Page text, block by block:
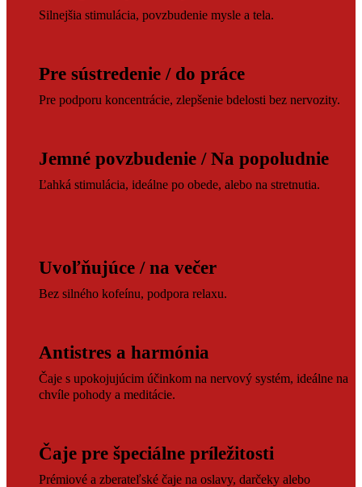
Silnejšia stimulácia, povzbudenie mysle a tela.
Pre sústredenie / do práce
Pre podporu koncentrácie, zlepšenie bdelosti bez nervozity.
Jemné povzbudenie / Na popoludnie
Ľahká stimulácia, ideálne po obede, alebo na stretnutia.
Uvoľňujúce / na večer
Bez silného kofeínu, podpora relaxu.
Antistres a harmónia
Čaje s upokojujúcim účinkom na nervový systém, ideálne na
chvíle pohody a meditácie.
Čaje pre špeciálne príležitosti
Prémiové a zberateľské čaje na oslavy, darčeky alebo